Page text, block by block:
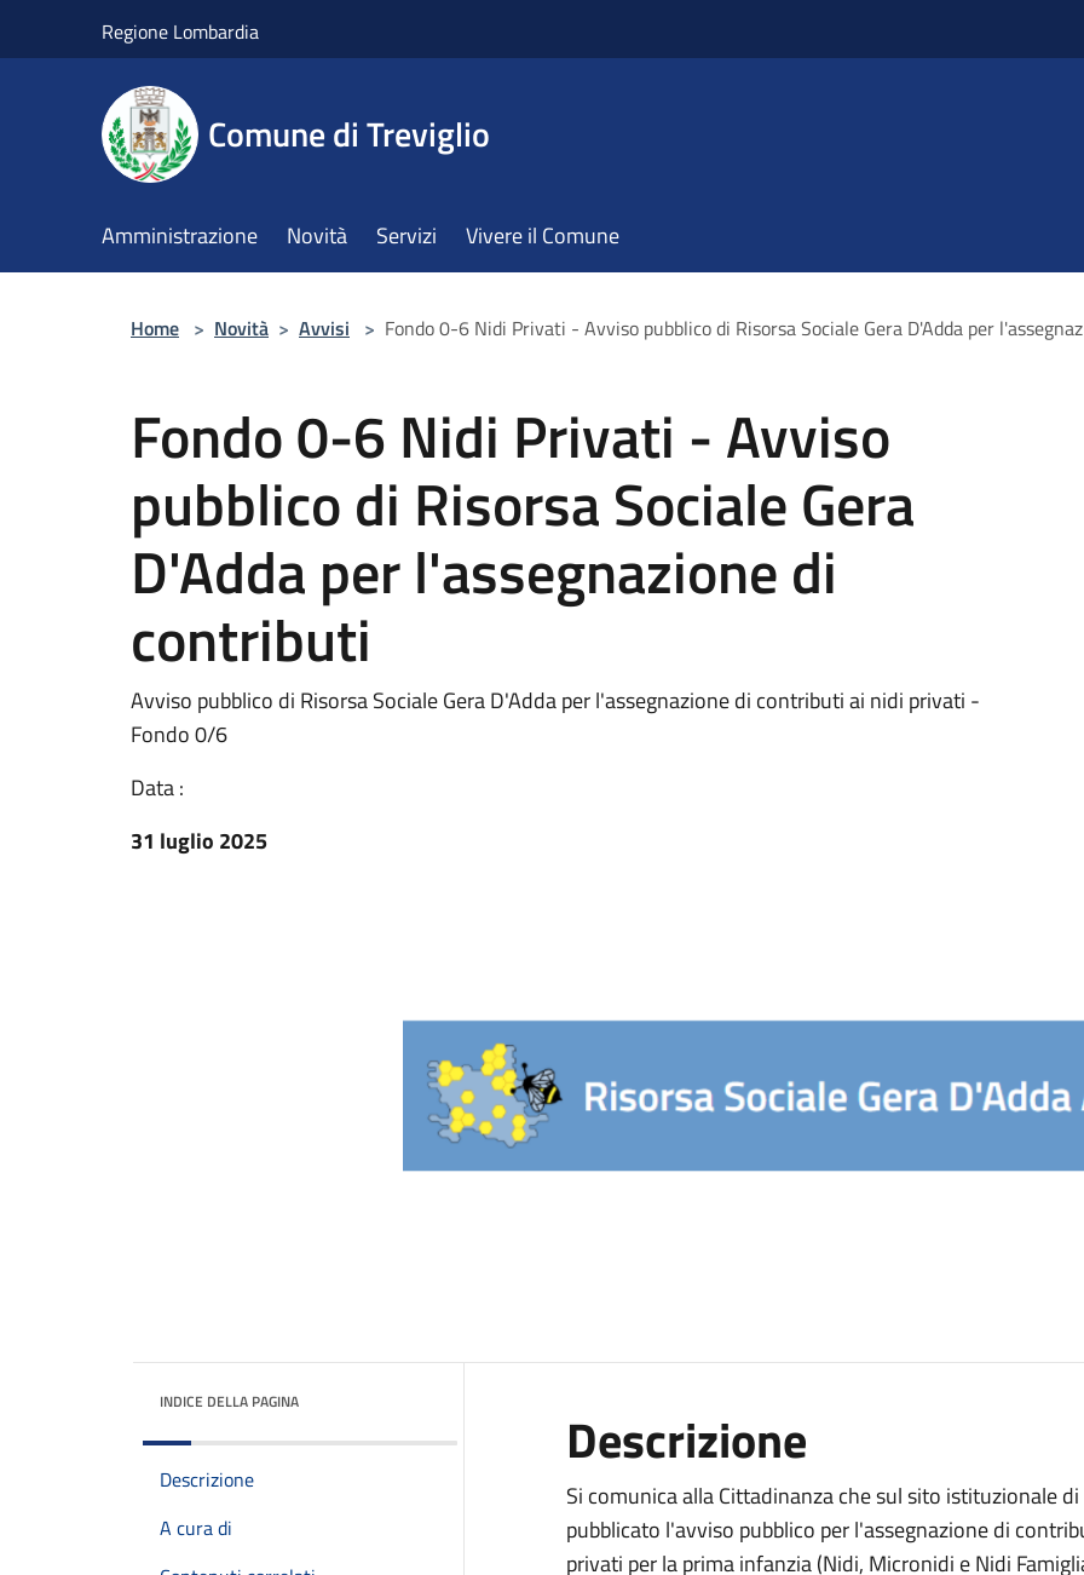
Regione Lombardia
Comune di Treviglio
Amministrazione Novità Servizi Vivere il Comune
Home > Novità > Avvisi > Fondo 0-6 Nidi Privati - Avviso pubblico di Risorsa Sociale Gera D'Adda per
Fondo 0-6 Nidi Privati - Avviso
pubblico di Risorsa Sociale Gera
D'Adda per l'assegnazione di
contributi
Avviso pubblico di Risorsa Sociale Gera D'Adda per l'assegnazione di contributi ai nidi privati -
Fondo 0/6
Data :
31 luglio 2025
INDICE DELLA PAGINA
Descrizione
A cura di
Descrizione
Si comunica alla Cittadinanza che sul sito istituzionale di
pubblicato l'avviso pubblico per l'assegnazione di
privati per la prima infanzia (Nidi, Micronidi e Nidi